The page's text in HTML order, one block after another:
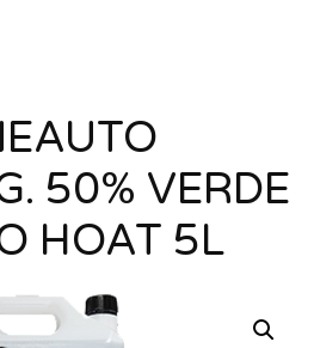
50% VERDE
HOAT 5L